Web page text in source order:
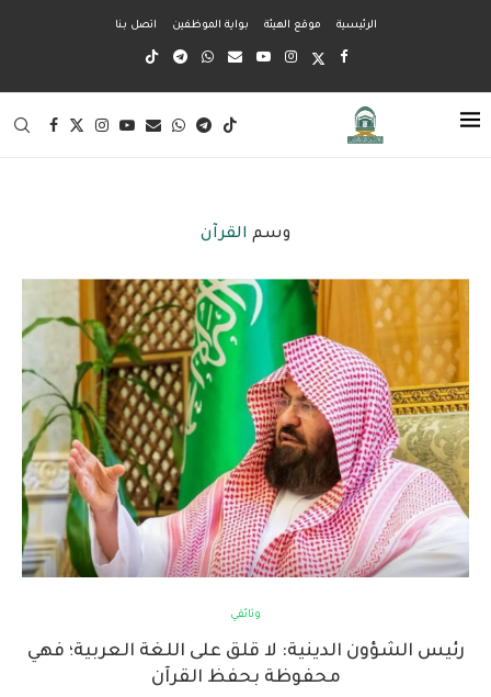
الرئيسية موقع الهيئة بواية الموظفين اتصل بنا
وسم القرآن
وثائقي
رئيس الشؤون الدينية: لا قلق على اللغة العربية؛ فهي
محفوظة بحفظ القرآن